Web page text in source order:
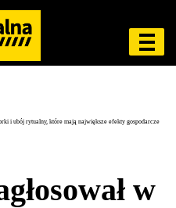
i ubój rytualny, które mają największe efekty gospodarcze
w